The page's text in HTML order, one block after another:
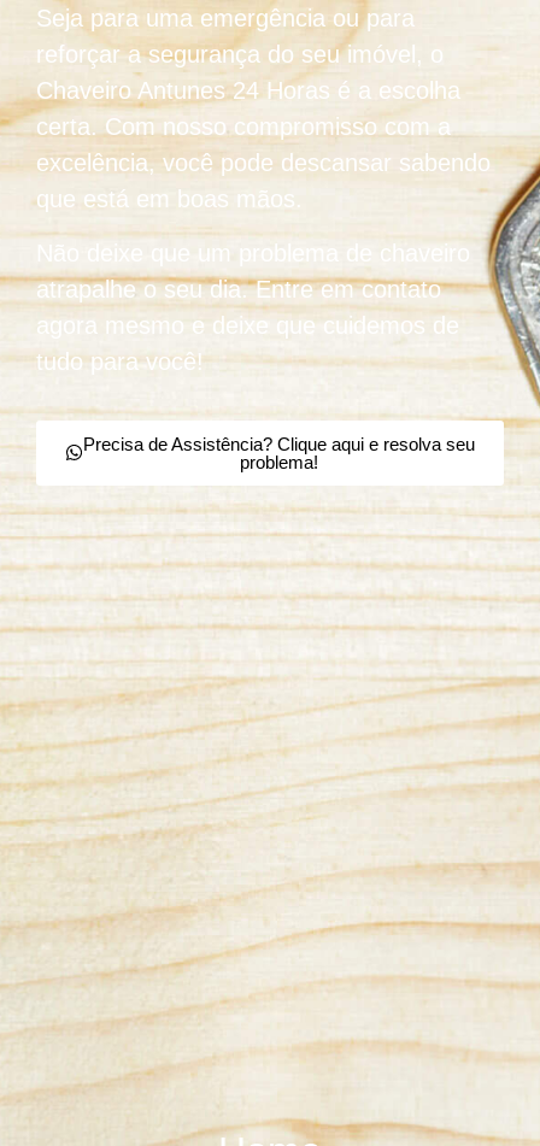
Seja para uma emergência ou para
reforçar a segurança do seu imóvel, o
Chaveiro Antunes 24 Horas é a escolha
certa. Com nosso compromisso com a
excelência, você pode descansar sabendo
que está em boas mãos.
Não deixe que um problema de chaveiro
atrapalhe o seu dia. Entre em contato
agora mesmo e deixe que cuidemos de
tudo para você!
Precisa de Assistência? Clique aqui e resolva seu
problema!